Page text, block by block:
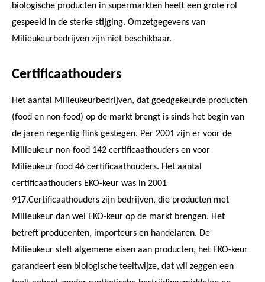
biologische producten in supermarkten heeft een grote rol
gespeeld in de sterke stijging. Omzetgegevens van
Milieukeurbedrijven zijn niet beschikbaar.
Certificaathouders
Het aantal Milieukeurbedrijven, dat goedgekeurde producten
(food en non-food) op de markt brengt is sinds het begin van
de jaren negentig flink gestegen. Per 2001 zijn er voor de
Milieukeur non-food 142 certificaathouders en voor
Milieukeur food 46 certificaathouders. Het aantal
certificaathouders EKO-keur was in 2001
917.Certificaathouders zijn bedrijven, die producten met
Milieukeur dan wel EKO-keur op de markt brengen. Het
betreft producenten, importeurs en handelaren. De
Milieukeur stelt algemene eisen aan producten, het EKO-keur
garandeert een biologische teeltwijze, dat wil zeggen een